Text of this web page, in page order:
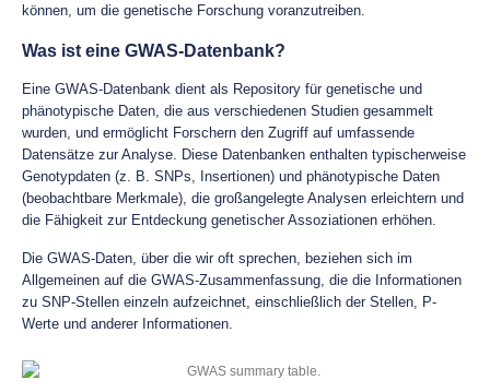
können, um die genetische Forschung voranzutreiben.
Was ist eine GWAS-Datenbank?
Eine GWAS-Datenbank dient als Repository für genetische und
phänotypische Daten, die aus verschiedenen Studien gesammelt
wurden, und ermöglicht Forschern den Zugriff auf umfassende
Datensätze zur Analyse. Diese Datenbanken enthalten typischerweise
Genotypdaten (z. B. SNPs, Insertionen) und phänotypische Daten
(beobachtbare Merkmale), die großangelegte Analysen erleichtern und
die Fähigkeit zur Entdeckung genetischer Assoziationen erhöhen.
Die GWAS-Daten, über die wir oft sprechen, beziehen sich im
Allgemeinen auf die GWAS-Zusammenfassung, die die Informationen
zu SNP-Stellen einzeln aufzeichnet, einschließlich der Stellen, P-
Werte und anderer Informationen.